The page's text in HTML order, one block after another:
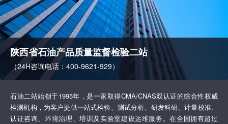
陕西省石油产品质量监督检验二站
（24H咨询电话：400-9621-929）
石油二站始创于1995年，是一家取得CMA/CNAS双认证的综合性权威
检测机构，为客户提供一站式检验、测试分析、研发科研、计量校准、
认证咨询、环境治理、培训及实验室建设运维服务。在全国拥有超过